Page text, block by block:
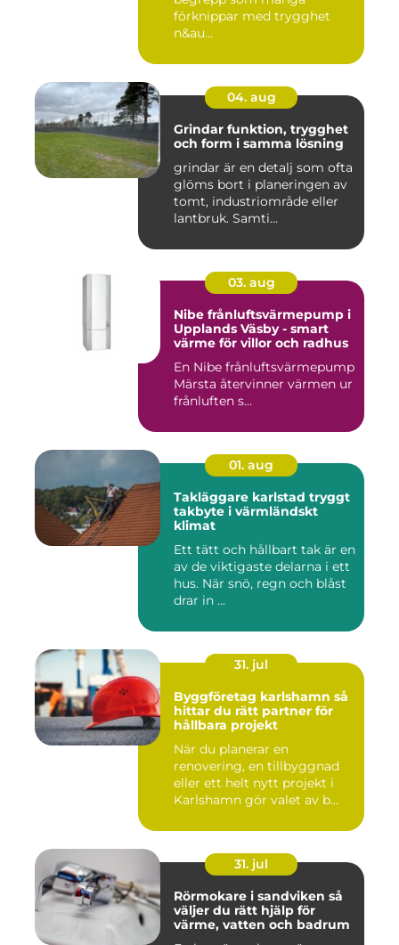
förknippar med trygghet
n&au...
04. aug
Grindar funktion, trygghet
och form i samma lösning
grindar är en detalj som ofta
glöms bort i planeringen av
tomt, industriområde eller
lantbruk. Samti...
03. aug
Nibe frånluftsvärmepump i
Upplands Väsby - smart
värme för villor och radhus
En Nibe frånluftsvärmepump
Märsta återvinner värmen ur
frånluften s...
01. aug
Takläggare karlstad tryggt
takbyte i värmländskt
klimat
Ett tätt och hållbart tak är en
av de viktigaste delarna i ett
hus. När snö, regn och blåst
drar in ...
31. jul
Byggföretag karlshamn så
hittar du rätt partner för
hållbara projekt
När du planerar en
renovering, en tillbyggnad
eller ett helt nytt projekt i
Karlshamn gör valet av b...
31. jul
Rörmokare i sandviken så
väljer du rätt hjälp för
värme, vatten och badrum